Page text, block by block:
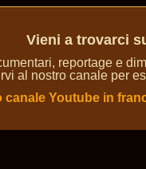
Vieni a trovarci
reportage e
al nostro canale per
canale Youtube in